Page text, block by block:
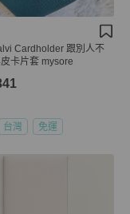
Cardholder 跟別人不
卡片套 mysore
台灣 免運